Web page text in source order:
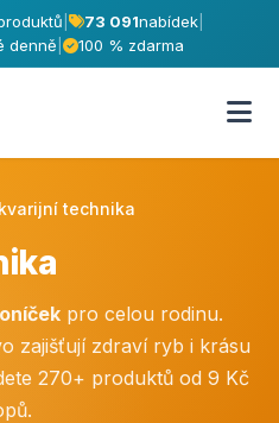
73 091nabídek
denně
100 % zdarma
technika
pro celou rodinu.
zajišťují zdraví ryb i krásu
270+ produktů od 9 Kč